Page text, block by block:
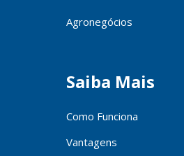
Agronegócios
Saiba Mais
Como Funciona
Vantagens